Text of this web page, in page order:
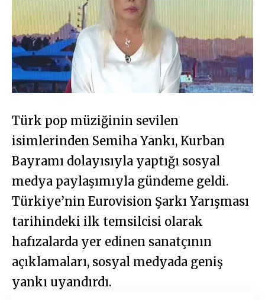
Türk pop müziğinin sevilen
isimlerinden Semiha Yankı, Kurban
Bayramı dolayısıyla yaptığı sosyal
medya paylaşımıyla gündeme geldi.
Türkiye’nin Eurovision Şarkı Yarışması
tarihindeki ilk temsilcisi olarak
hafızalarda yer edinen sanatçının
açıklamaları, sosyal medyada geniş
yankı uyandırdı.